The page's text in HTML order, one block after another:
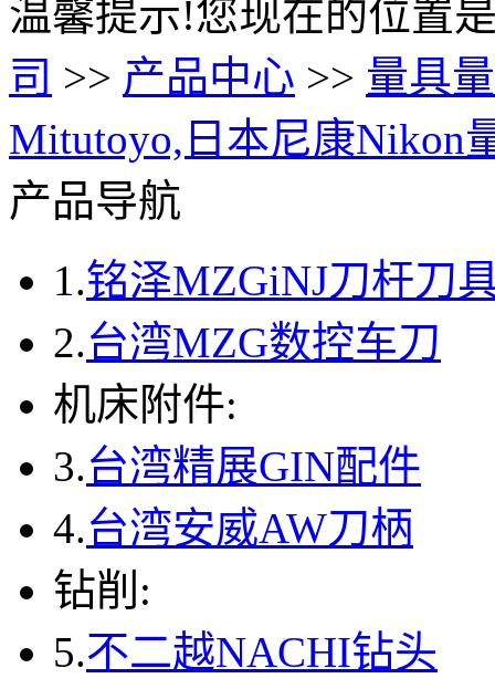
温馨提示!您现在的位置
司 >> 产品中心 >> 量具
Mitutoyo,日本尼康Nikon
产品导航
1.铭泽MZGiNJ刀杆刀
2.台湾MZG数控车刀
机床附件:
3.台湾精展GIN配件
4.台湾安威AW刀柄
钻削:
5.不二越NACHI钻头